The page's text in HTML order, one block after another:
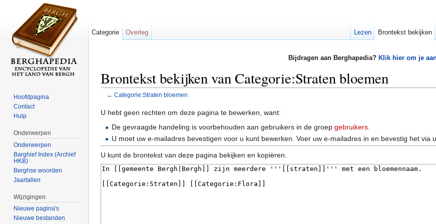
Bijdragen aan Berghapedia? Klik hier om je
Brontekst bekijken van Categorie:Straten bloemen
← Categorie:Straten bloemen
U hebt geen rechten om deze pagina te bewerken, want:
De gevraagde handeling is voorbehouden aan gebruikers in de groepgebruikers
U moet uw e-mailadres bevestigen voor u kunt bewerken. Voer uw e-mailadres in en bevestig het via
U kunt de brontekst van deze pagina bekijken en kopiëren.
Categorie Overleg Lezen Brontekst bekijken
Hoofdpagina
Contact
Hulp
Onderwerpen
Onderwerpen
Barghief Index (Archief
HKB)
Berghse woorden
Jaartallen
Wijzigingen
Nieuwe pagina's
Nieuwe bestanden